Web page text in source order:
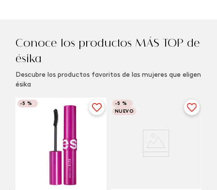
Conoce los productos MÁS TOP de
ésika
Descubre los productos favoritos de las mujeres que eligen
ésika
-5 % -5 %
NUEVO